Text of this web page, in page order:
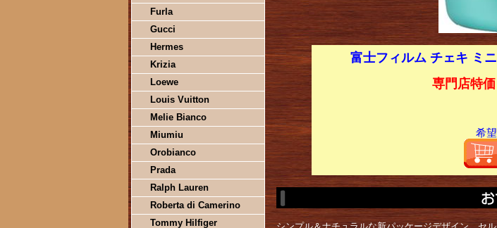
Furla
Gucci
Hermes
Krizia
Loewe
Louis Vuitton
Melie Bianco
Miumiu
Orobianco
Prada
Ralph Lauren
Roberta di Camerino
Tommy Hilfiger
富士フィルム チェキ ミ
専門店特価
希